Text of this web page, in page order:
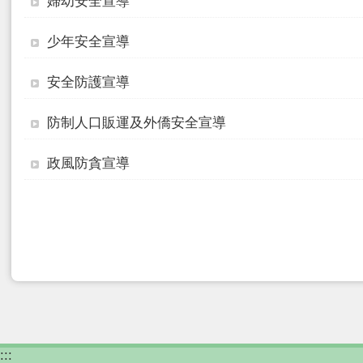
少年安全宣導
安全防護宣導
防制人口販運及外僑安全宣導
政風防貪宣導
:::